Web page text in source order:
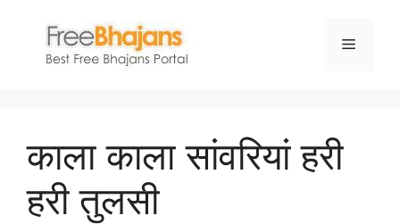
content
Menu
काला काला सांवरियां हरी
हरी तुलसी